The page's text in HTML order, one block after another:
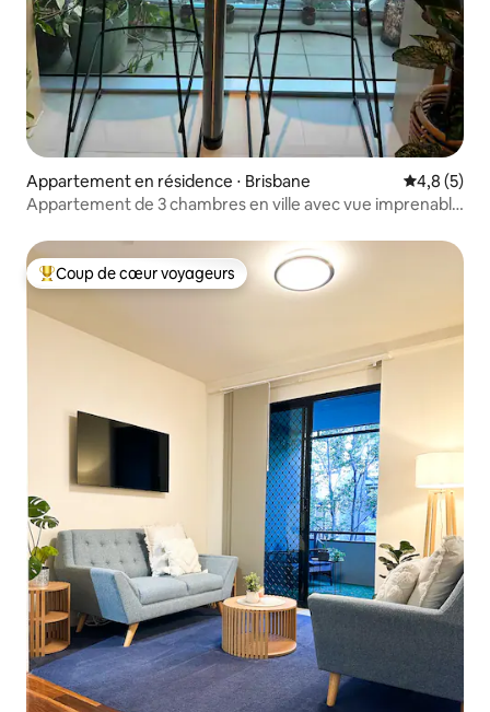
Appartement en résidence ⋅ Brisbane Évaluation
4,8 (5)
Appartement de 3 chambres en ville avec vue imprenable
Coups de cœur voyageurs les plus appréciés
Coup de cœur voyageurs